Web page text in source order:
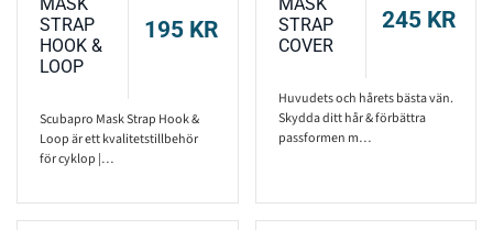
STRAP
HOOK &
LOOP
195 KR
Scubapro Mask Strap Hook &
Loop är ett kvalitetstillbehör
för cyklop |…
STRAP
COVER
245 KR
Huvudets och hårets bästa vän.
Skydda ditt hår & förbättra
passformen m…